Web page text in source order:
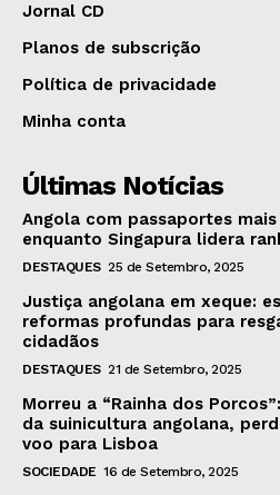
Jornal CD
Planos de subscrição
Política de privacidade
Minha conta
Últimas Notícias
Angola com passaportes
enquanto Singapura lidera
DESTAQUES 25 de Setembro, 2025
Justiça angolana em xeque:
reformas profundas para
cidadãos
DESTAQUES 21 de Setembro, 2025
Morreu a “Rainha dos
da suinicultura angolana,
voo para Lisboa
SOCIEDADE 16 de Setembro, 2025